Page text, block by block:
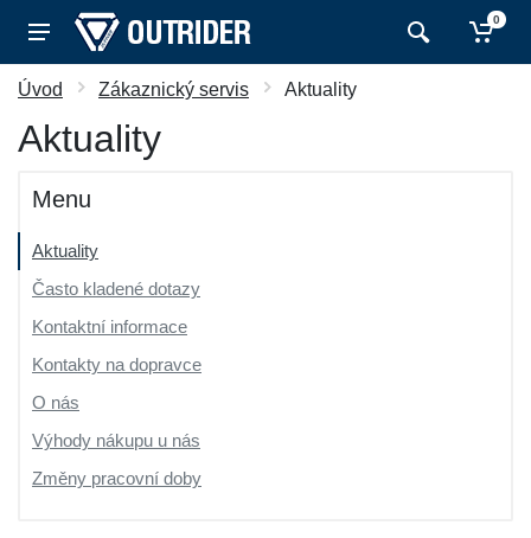
0
Úvod Zákaznický servis Aktuality
Aktuality
Menu
Aktuality
Často kladené dotazy
Kontaktní informace
Kontakty na dopravce
O nás
Výhody nákupu u nás
Změny pracovní doby